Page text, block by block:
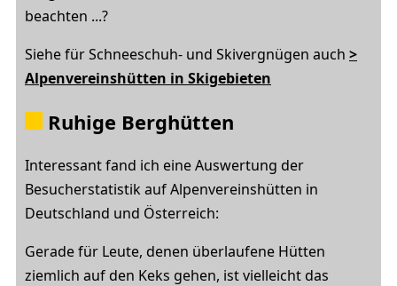
beachten ...?
Siehe für Schneeschuh- und Skivergnügen auch >
Alpenvereinshütten in Skigebieten
Ruhige Berghütten
Interessant fand ich eine Auswertung der
Besucherstatistik auf Alpenvereinshütten in
Deutschland und Österreich:
Gerade für Leute, denen überlaufene Hütten
ziemlich auf den Keks gehen, ist vielleicht das